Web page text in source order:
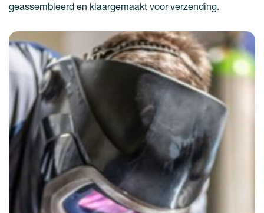
geassembleerd en klaargemaakt voor verzending.